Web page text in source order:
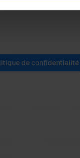
de confidentialité